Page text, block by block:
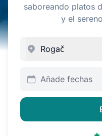
saboreando platos
y el
Añade fechas